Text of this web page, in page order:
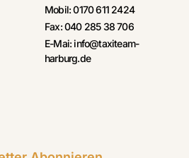
Mobil: 0170 611 2424
Fax: 040 285 38 706
E-Mai: info@taxiteam-
harburg.de